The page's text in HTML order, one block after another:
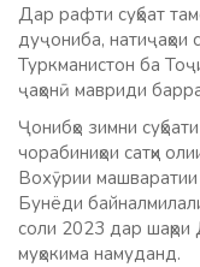
Дар рафти суҳбат
дуҷониба,
Туркманистон ба
ҷаҳонӣ мавриди
Ҷонибҳо зимни
чорабиниҳои сатҳи
Вохӯрии
Бунёди
соли 2023 дар
муҳокима намуданд.